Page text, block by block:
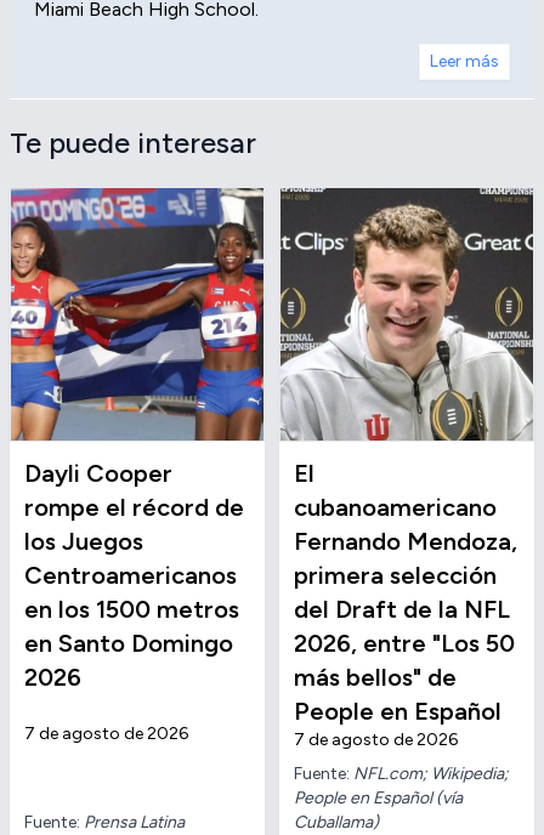
Miami Beach High School.
Leer más
Te puede interesar
Dayli Cooper
rompe el récord de
los Juegos
Centroamericanos
en los 1500 metros
en Santo Domingo
2026
7 de agosto de 2026
Fuente: Prensa Latina
El
cubanoamericano
Fernando Mendoza,
primera selección
del Draft de la NFL
2026, entre "Los 50
más bellos" de
People en Español
7 de agosto de 2026
Fuente: NFL.com; Wikipedia;
People en Español (vía
Cuballama)